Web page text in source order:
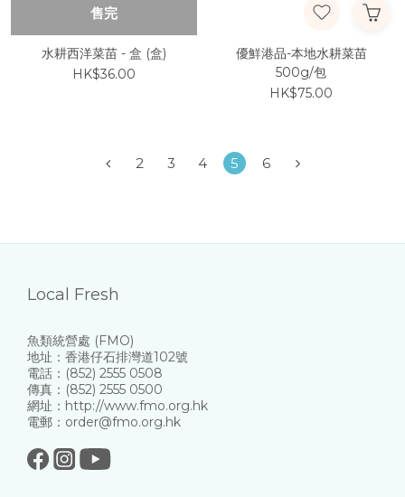
售完
水耕西洋菜苗 - 盒 (盒)
HK$36.00
優鮮港品-本地水耕菜苗
500g/包
HK$75.00
2 3 4 5 6
Local Fresh
魚類統營處 (FMO)
地址：香港仔石排灣道102號
電話：(852) 2555 0508
傳真：(852) 2555 0500
網址：http://www.fmo.org.hk
電郵：order@fmo.org.hk